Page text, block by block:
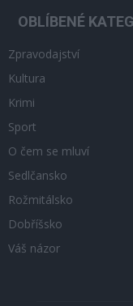
OBLÍBENÉ
Zpravodajství
Kultura
Krimi
Sport
O čem se mluví
Sedlčansko
Rožmitálsko
Dobříšsko
Váš názor